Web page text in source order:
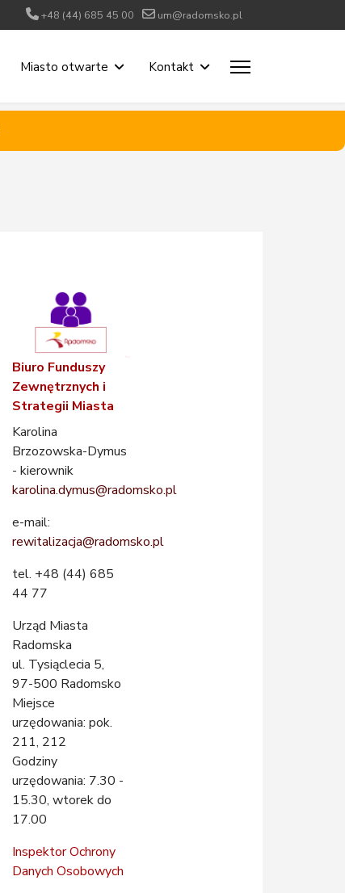
+48 (44) 685 45 00 um@radomsko.pl
Miasto otwarte Kontakt
Biuro Funduszy
Zewnętrznych i
Strategii Miasta
Karolina
Brzozowska-Dymus
- kierownik
karolina.dymus@radomsko.pl
e-mail:
rewitalizacja@radomsko.pl
tel. +48 (44) 685
44 77
Urząd Miasta
Radomska
ul. Tysiąclecia 5,
97-500 Radomsko
Miejsce
urzędowania: pok.
211, 212
Godziny
urzędowania: 7.30 -
15.30, wtorek do
17.00
Inspektor Ochrony
Danych Osobowych